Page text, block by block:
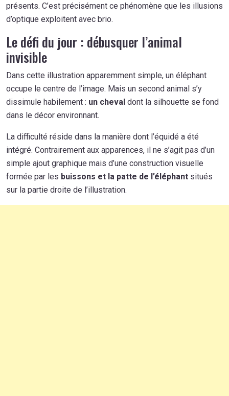
présents. C’est précisément ce phénomène que les illusions
d’optique exploitent avec brio.
Le défi du jour : débusquer l’animal
invisible
Dans cette illustration apparemment simple, un éléphant
occupe le centre de l’image. Mais un second animal s’y
dissimule habilement : un cheval dont la silhouette se fond
dans le décor environnant.
La difficulté réside dans la manière dont l’équidé a été
intégré. Contrairement aux apparences, il ne s’agit pas d’un
simple ajout graphique mais d’une construction visuelle
formée par les buissons et la patte de l’éléphant situés
sur la partie droite de l’illustration.